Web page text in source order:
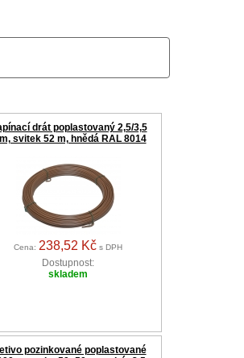
drát poplastovaný 2,5/3,5
svitek 52 m, hnědá RAL 8014
Cena: 238,52 Kč s DPH
Dostupnost:
skladem
pozinkované poplastované